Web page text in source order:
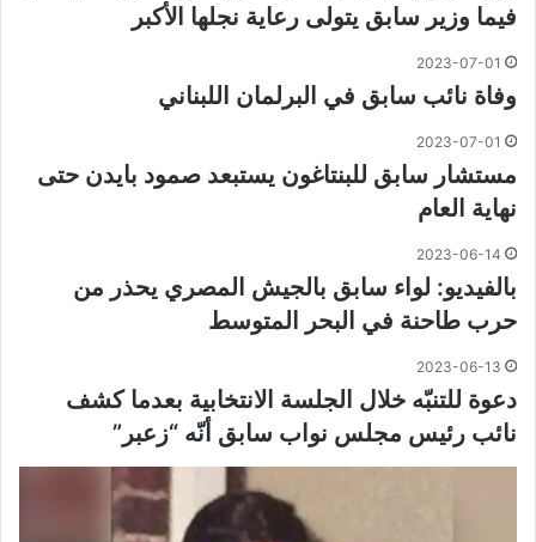
فيما وزير سابق يتولى رعاية نجلها الأكبر
2023-07-01
وفاة نائب سابق في البرلمان اللبناني
2023-07-01
مستشار سابق للبنتاغون يستبعد صمود بايدن حتى
نهاية العام
2023-06-14
بالفيديو: لواء سابق بالجيش المصري يحذر من
حرب طاحنة في البحر المتوسط
2023-06-13
دعوة للتنبّه خلال الجلسة الانتخابية بعدما كشف
نائب رئيس مجلس نواب سابق أنّه “زعبر”